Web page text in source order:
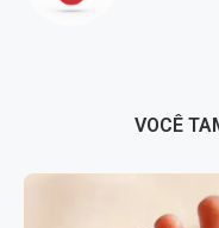
VOCÊ